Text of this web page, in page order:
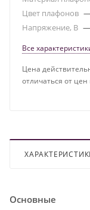
Цвет плафонов
Напряжение, В —
Все
Цена
отличаться от
Основные